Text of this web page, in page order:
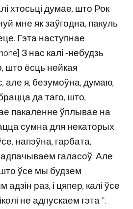
хтосьці думае, што Рок
мне як заўгодна, пакуль
Гэта наступнае
З нас калі -небудзь
што ёсць нейкая
але я, безумоўна, думаю,
да таго, што,
пакаленне ўплывае на
сумна для некаторых
напэўна, гарбата,
галасоў. Але
ўсе мы будзем
раз, і цяпер, калі ўсе
не адпускаем гэта “.